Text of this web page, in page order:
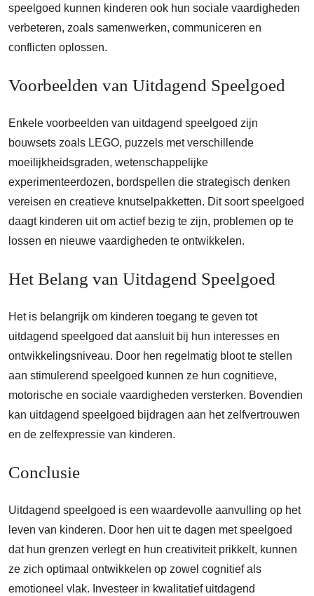
speelgoed kunnen kinderen ook hun sociale vaardigheden
verbeteren, zoals samenwerken, communiceren en
conflicten oplossen.
Voorbeelden van Uitdagend Speelgoed
Enkele voorbeelden van uitdagend speelgoed zijn
bouwsets zoals LEGO, puzzels met verschillende
moeilijkheidsgraden, wetenschappelijke
experimenteerdozen, bordspellen die strategisch denken
vereisen en creatieve knutselpakketten. Dit soort speelgoed
daagt kinderen uit om actief bezig te zijn, problemen op te
lossen en nieuwe vaardigheden te ontwikkelen.
Het Belang van Uitdagend Speelgoed
Het is belangrijk om kinderen toegang te geven tot
uitdagend speelgoed dat aansluit bij hun interesses en
ontwikkelingsniveau. Door hen regelmatig bloot te stellen
aan stimulerend speelgoed kunnen ze hun cognitieve,
motorische en sociale vaardigheden versterken. Bovendien
kan uitdagend speelgoed bijdragen aan het zelfvertrouwen
en de zelfexpressie van kinderen.
Conclusie
Uitdagend speelgoed is een waardevolle aanvulling op het
leven van kinderen. Door hen uit te dagen met speelgoed
dat hun grenzen verlegt en hun creativiteit prikkelt, kunnen
ze zich optimaal ontwikkelen op zowel cognitief als
emotioneel vlak. Investeer in kwalitatief uitdagend